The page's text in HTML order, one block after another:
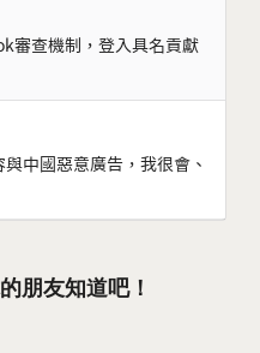
審查機制，登入具名貢獻
中國惡意廣告，我很會、
朋友知道吧！